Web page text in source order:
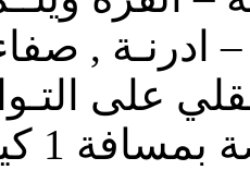
– ادرنـة ,
على